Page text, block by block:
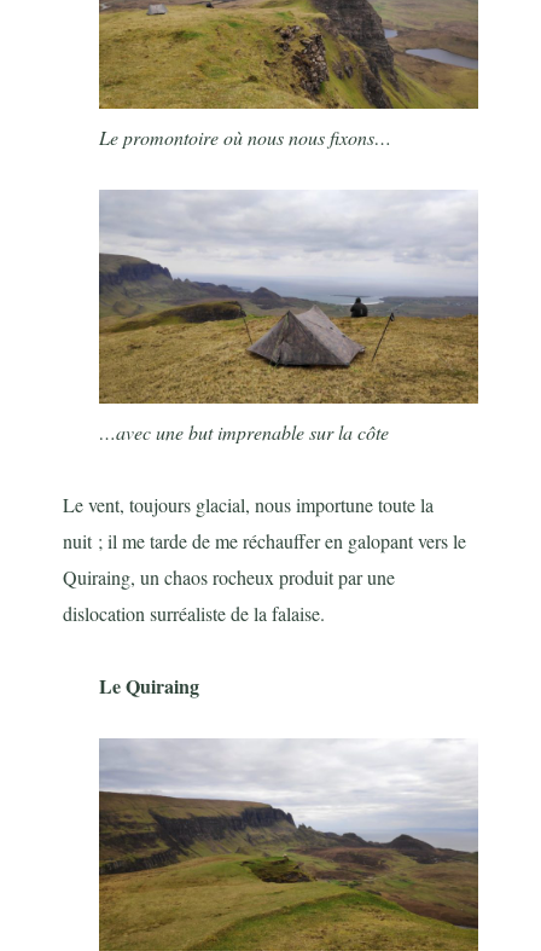
Le promontoire où nous nous fixons…
…avec une but imprenable sur la côte
Le vent, toujours glacial, nous importune toute la
nuit ; il me tarde de me réchauffer en galopant vers le
Quiraing, un chaos rocheux produit par une
dislocation surréaliste de la falaise.
Le Quiraing